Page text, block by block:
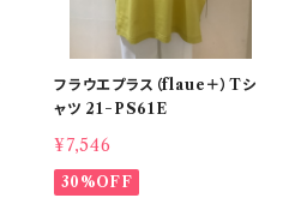
フラウエプラス（flaue＋）Tシ
ャツ 21−PS61E
¥7,546
30%OFF